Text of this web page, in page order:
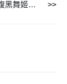
《虞美人：腹黑舞姬要掀桌》46集短剧全集免费流畅追